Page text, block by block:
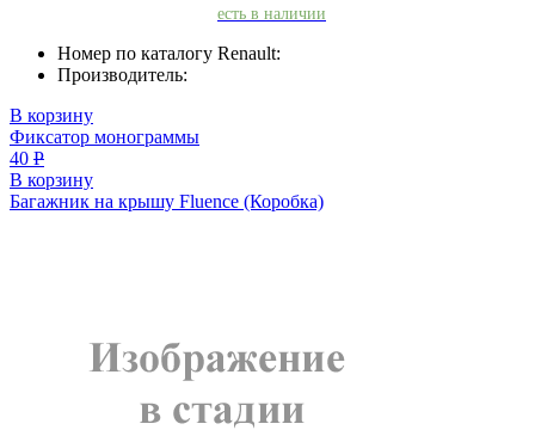
есть в наличии
Номер по каталогу Renault:
Производитель:
В корзину
Фиксатор монограммы
40 Р
В корзину
Багажник на крышу Fluence (Коробка)